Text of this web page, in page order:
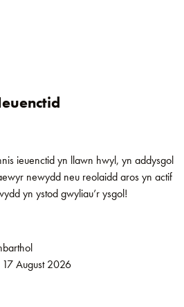
ieuenctid yn llawn hwyl, yn addysgol
newydd neu reolaidd aros yn actif
yn ystod gwyliau’r ysgol!
August 2026